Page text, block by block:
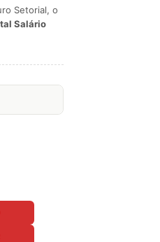
Setorial, o
Salário